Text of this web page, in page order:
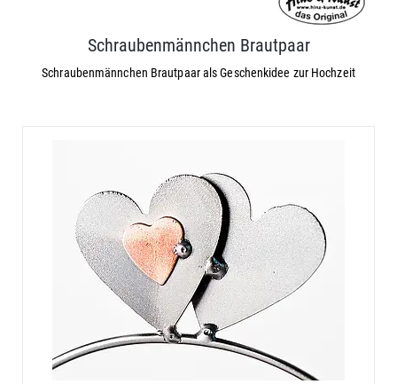
Schraubenmännchen Brautpaar
Schraubenmännchen Brautpaar als Geschenkidee zur Hochzeit